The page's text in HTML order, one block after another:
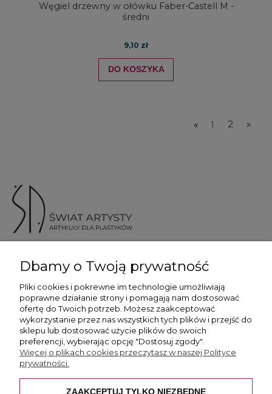
Węgiel drzewny w ołówku Faber-Castell M -
średni
9,10 zł
DO KOSZYKA
« 1 2 »
Więcej informacji
Płatność i dostawa
Pomoc
Dbamy o Twoją prywatność
Pliki cookies i pokrewne im technologie umożliwiają
poprawne działanie strony i pomagają nam dostosować
ofertę do Twoich potrzeb. Możesz zaakceptować
wykorzystanie przez nas wszystkich tych plików i przejść do
sklepu lub dostosować użycie plików do swoich
preferencji, wybierając opcję "Dostosuj zgody".
Więcej o plikach cookies przeczytasz w naszej Polityce
prywatności.
ZAAKCEPTUJ TYLKO NIEZBĘDNE